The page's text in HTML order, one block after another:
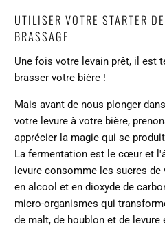
UTILISER VOTRE STARTER
BRASSAGE
Une fois votre levain prêt, il est
brasser votre bière !
Mais avant de nous plonger
votre levure à votre bière,
apprécier la magie qui se
La fermentation est le cœur et
levure consomme les sucres
en alcool et en dioxyde de
micro-organismes qui
de malt, de houblon et de